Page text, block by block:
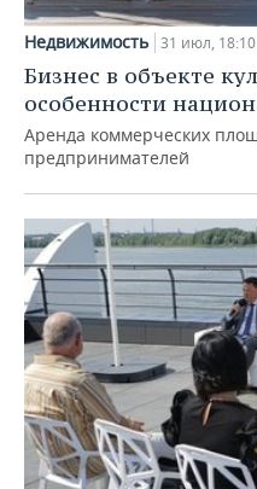
Недвижимость 31 июл, 18:10
Бизнес в объекте
особенности
Аренда коммерческих
предпринимателей